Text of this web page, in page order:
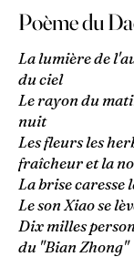
Poème du
La lumière de
du ciel
Le rayon du
nuit
Les fleurs les
fraîcheur et la
La brise caresse
Le son Xiao se
Dix milles
du "Bian Zhong"